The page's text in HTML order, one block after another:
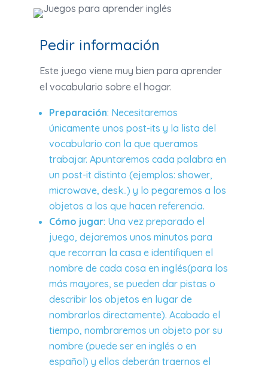
Pedir información
Este juego viene muy bien para aprender
el vocabulario sobre el hogar.
Preparación: Necesitaremos
únicamente unos post-its y la lista del
vocabulario con la que queramos
trabajar. Apuntaremos cada palabra en
un post-it distinto (ejemplos: shower,
microwave, desk..) y lo pegaremos a los
objetos a los que hacen referencia.
Cómo jugar: Una vez preparado el
juego, dejaremos unos minutos para
que recorran la casa e identifiquen el
nombre de cada cosa en inglés(para los
más mayores, se pueden dar pistas o
describir los objetos en lugar de
nombrarlos directamente). Acabado el
tiempo, nombraremos un objeto por su
nombre (puede ser en inglés o en
español) y ellos deberán traernos el